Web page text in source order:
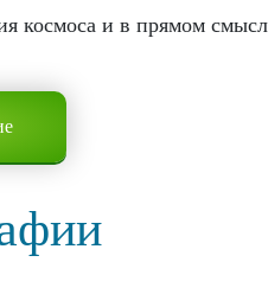
космоса и в прямом